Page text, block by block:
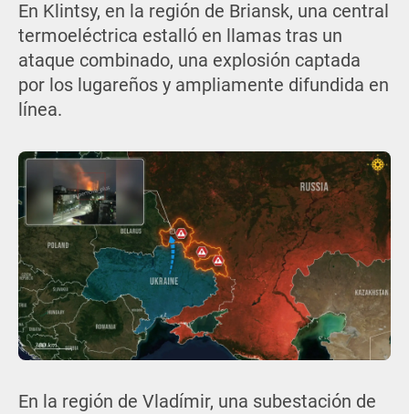
En Klintsy, en la región de Briansk, una central
termoeléctrica estalló en llamas tras un
ataque combinado, una explosión captada
por los lugareños y ampliamente difundida en
línea.
En la región de Vladímir, una subestación de